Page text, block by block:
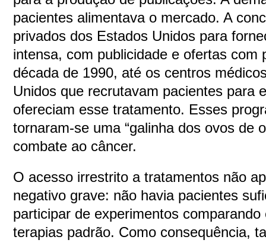
pacientes alimentava o mercado. A
privados dos Estados Unidos para
intensa, com publicidade e ofertas com
década de 1990, até os centros
Unidos que recrutavam pacientes para
ofereciam esse tratamento. Esses
tornaram-se uma “galinha dos ovos de
combate ao câncer.
O acesso irrestrito a tratamentos não
negativo grave: não havia pacientes
participar de experimentos
terapias padrão. Como consequência,